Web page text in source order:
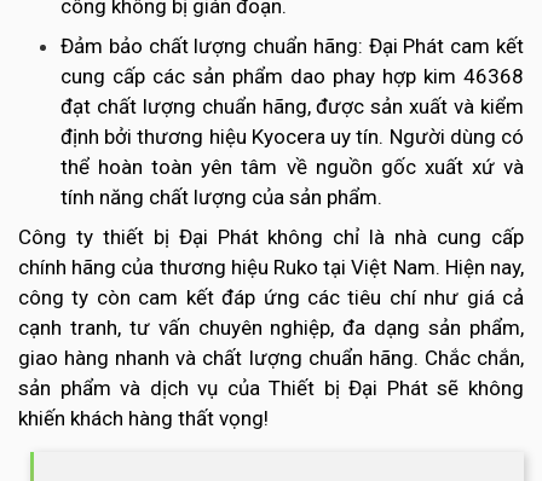
công không bị gián đoạn.
Đảm bảo chất lượng chuẩn hãng: Đại Phát cam kết
cung cấp các sản phẩm dao phay hợp kim 46368
đạt chất lượng chuẩn hãng, được sản xuất và kiểm
định bởi thương hiệu Kyocera uy tín. Người dùng có
thể hoàn toàn yên tâm về nguồn gốc xuất xứ và
tính năng chất lượng của sản phẩm.
Công ty thiết bị Đại Phát không chỉ là nhà cung cấp
chính hãng của thương hiệu Ruko tại Việt Nam. Hiện nay,
công ty còn cam kết đáp ứng các tiêu chí như giá cả
cạnh tranh, tư vấn chuyên nghiệp, đa dạng sản phẩm,
giao hàng nhanh và chất lượng chuẩn hãng. Chắc chắn,
sản phẩm và dịch vụ của Thiết bị Đại Phát sẽ không
khiến khách hàng thất vọng!